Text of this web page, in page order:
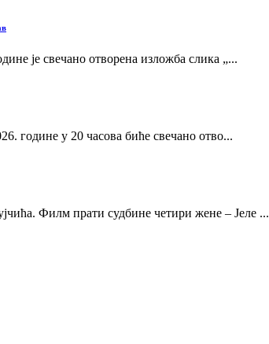
је свечано отворена изложба слика „...
године у 20 часова биће свечано отво...
Филм прати судбине четири жене – Јеле ...